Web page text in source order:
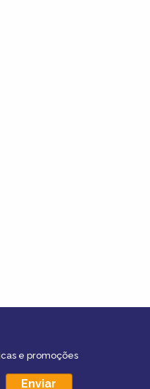
e promoções